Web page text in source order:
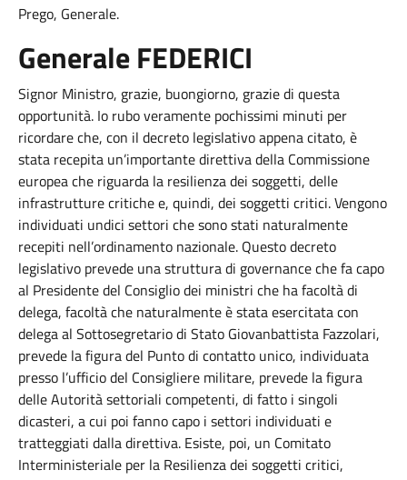
Prego, Generale.
Generale FEDERICI
Signor Ministro, grazie, buongiorno, grazie di questa
opportunità. Io rubo veramente pochissimi minuti per
ricordare che, con il decreto legislativo appena citato, è
stata recepita un’importante direttiva della Commissione
europea che riguarda la resilienza dei soggetti, delle
infrastrutture critiche e, quindi, dei soggetti critici. Vengono
individuati undici settori che sono stati naturalmente
recepiti nell’ordinamento nazionale. Questo decreto
legislativo prevede una struttura di governance che fa capo
al Presidente del Consiglio dei ministri che ha facoltà di
delega, facoltà che naturalmente è stata esercitata con
delega al Sottosegretario di Stato Giovanbattista Fazzolari,
prevede la figura del Punto di contatto unico, individuata
presso l’ufficio del Consigliere militare, prevede la figura
delle Autorità settoriali competenti, di fatto i singoli
dicasteri, a cui poi fanno capo i settori individuati e
tratteggiati dalla direttiva. Esiste, poi, un Comitato
Interministeriale per la Resilienza dei soggetti critici,